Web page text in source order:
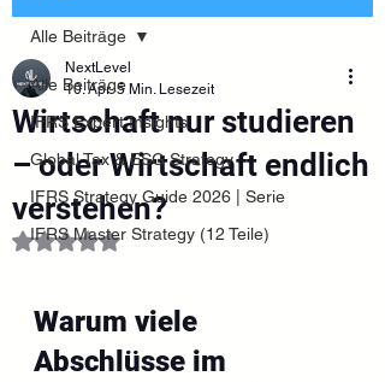
Alle Beiträge
IFRS Expert Insights
Global Tax & ESG Strategy
IFRS Strategy Guide 2026 | Serie
IFRS Master Strategy (12 Teile)
Alle Beiträge
Wirtschaft nur studieren
– oder Wirtschaft endlich
verstehen?
NextLevel
10. Apr. 5 Min. Lesezeit
Mit NaN von 5 Sternen bewertet.
Warum viele
Abschlüsse im